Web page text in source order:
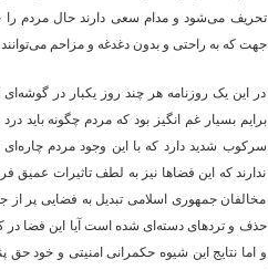
تحریف می‌شود و مدام سعی دارند حال مردم را
جهت که به راحتی و بدون دغدغه و مزاحم
در این یک روزنامه هر چند روز یکبار در
برایم بسیار غم انگیز بود که مردم چگونه باید
سرکوب شدید دارد که با این وجود مردم
ندارند که این فضاها نیز به لطف تاثیرات
مخالفان جمهوری اسلامی تبدیل به فضایی پر
حذف و تردهای دسته‌ای شده است آیا این فضا
و اما نتایج این شیوه حکمرانی امنیتی و خود